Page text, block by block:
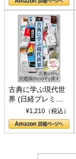
古典に学ぶ現代世
界 (日経プレミア
シリーズ)¥1,210（税込）